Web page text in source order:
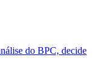
do BPC, decide